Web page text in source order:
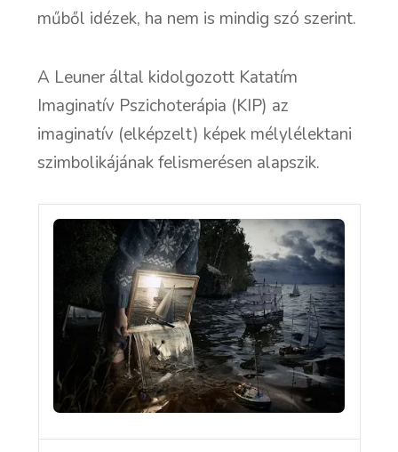
műből idézek, ha nem is mindig szó szerint.
A Leuner által kidolgozott Katatím
Imaginatív Pszichoterápia (KIP) az
imaginatív (elképzelt) képek mélylélektani
szimbolikájának felismerésen alapszik.